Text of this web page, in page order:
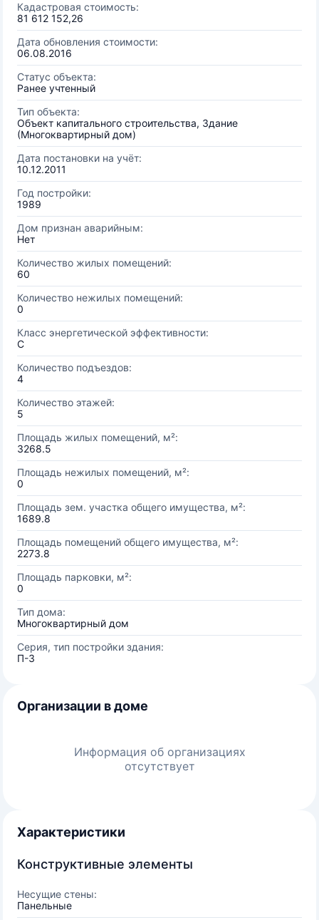
Кадастровая стоимость:
81 612 152,26
Дата обновления стоимости:
06.08.2016
Статус объекта:
Ранее учтенный
Тип объекта:
Объект капитального строительства, Здание
(Многоквартирный дом)
Дата постановки на учёт:
10.12.2011
Год постройки:
1989
Дом признан аварийным:
Нет
Количество жилых помещений:
60
Количество нежилых помещений:
0
Класс энергетической эффективности:
C
Количество подъездов:
4
Количество этажей:
5
Площадь жилых помещений, м²:
3268.5
Площадь нежилых помещений, м²:
0
Площадь зем. участка общего имущества, м²:
1689.8
Площадь помещений общего имущества, м²:
2273.8
Площадь парковки, м²:
0
Тип дома:
Многоквартирный дом
Серия, тип постройки здания:
П-3
Организации в доме
Информация об организациях
отсутствует
Характеристики
Конструктивные элементы
Несущие стены:
Панельные